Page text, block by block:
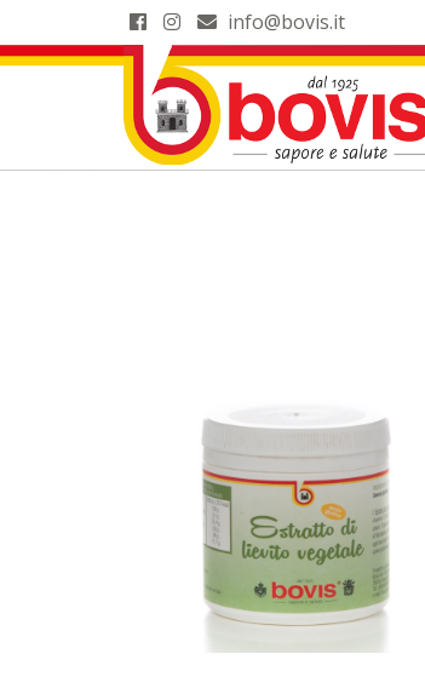
info@bovis.it